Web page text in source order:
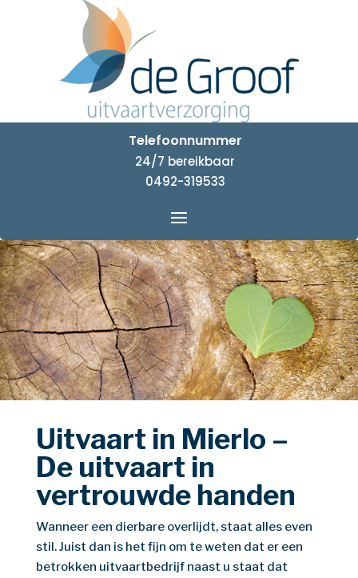
Telefoonnummer
24/7 bereikbaar
0492-319533
Uitvaart in Mierlo –
De uitvaart in
vertrouwde handen
Wanneer een dierbare overlijdt, staat alles even
stil. Juist dan is het fijn om te weten dat er een
betrokken uitvaartbedrijf naast u staat dat